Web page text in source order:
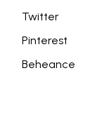
Twitter
Pinterest
Beheance